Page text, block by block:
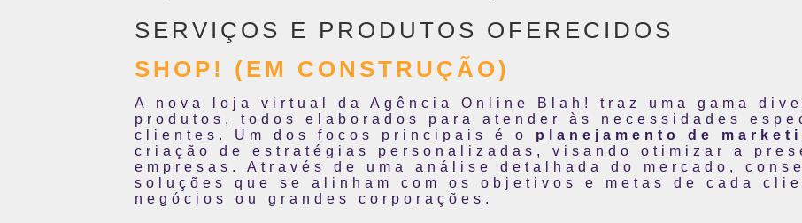
SERVIÇOS E PRODUTOS OFERECIDOS
SHOP! (EM CONSTRUÇÃO)
A nova loja virtual da Agência Online Blah! traz uma gama
produtos, todos elaborados para atender às necessidades
clientes. Um dos focos principais é o planejamento de
criação de estratégias personalizadas, visando otimizar a
empresas. Através de uma análise detalhada do mercado,
soluções que se alinham com os objetivos e metas de cada
negócios ou grandes corporações.